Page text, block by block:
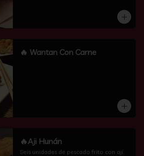
🔥 Wantan Con Carne
🔥Aji Hunán
Seis unidades de pescado frito con ají.